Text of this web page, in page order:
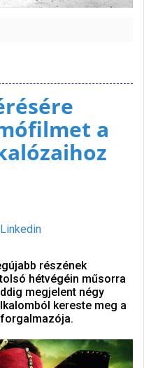
a
Linkedin
részének
hétvégéin műsorra
megjelent négy
kereste meg a